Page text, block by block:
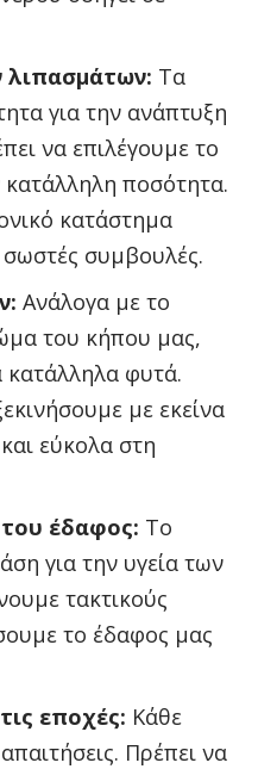
λιπασμάτων: Τα
για την ανάπτυξη
να επιλέγουμε το
κατάλληλη ποσότητα.
κατάστημα
σωστές συμβουλές.
Ανάλογα με το
του κήπου μας,
κατάλληλα φυτά.
με εκείνα
εύκολα στη
έδαφος: Το
για την υγεία των
τακτικούς
το έδαφος μας
εποχές: Κάθε
Πρέπει να